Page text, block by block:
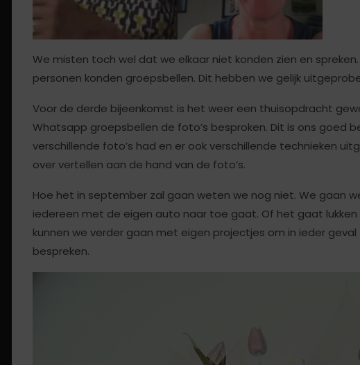
We misten toch wel dat we elkaar niet konden zien en
personen konden groepsbellen. Dit hebben we gelijk
Voor de derde bijeenkomst is het weer een thuisopdracht
Whatsapp groepsbellen de foto’s besproken. Dit is ons goed
verschillende foto’s had en er ook verschillende technieken
over vertellen aan de hand
Hoe het in september zal gaan weten we nog niet. We gaan
iedereen met de eigen auto naar toe gaat. Of het gaat lukken
kunnen we verder gaan met eigen projectjes om in ieder
bespreken.